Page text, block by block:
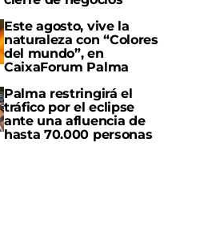
Este agosto, vive la
naturaleza con “Colores
del mundo”, en
CaixaForum Palma
Palma restringirá el
tráfico por el eclipse
ante una afluencia de
hasta 70.000 personas